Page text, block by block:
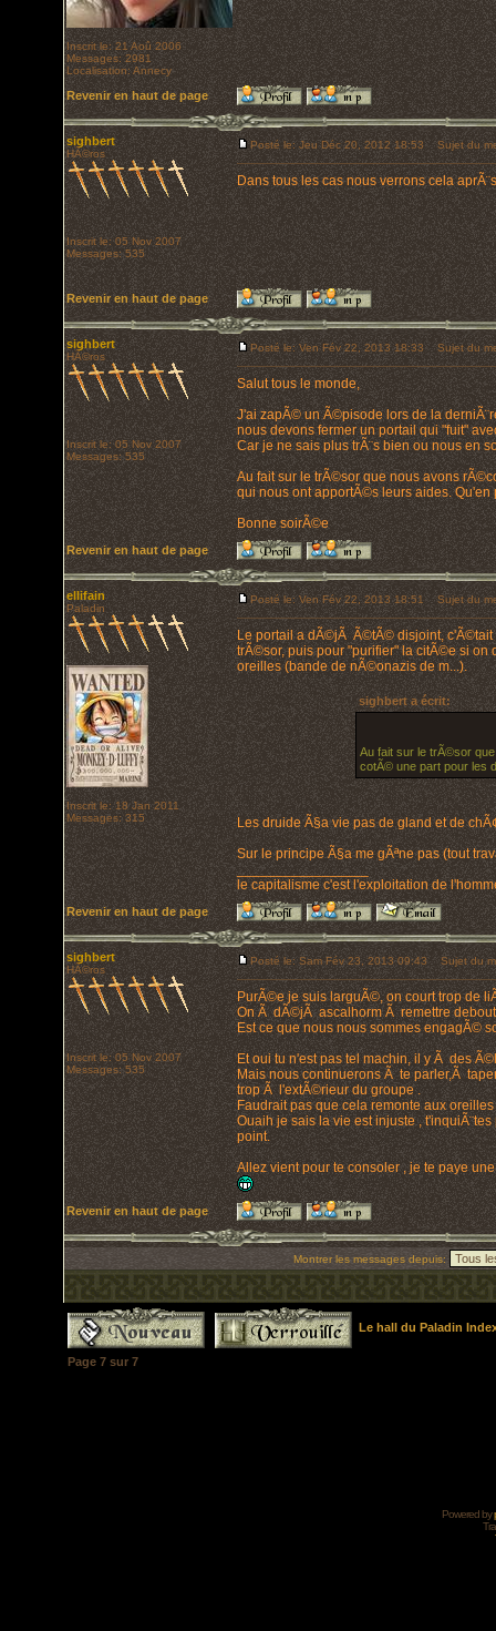
Inscrit le: 21 Aoû 2006
Messages: 2981
Localisation: Annecy
Revenir en haut de page
sighbert
HÃ©ros
Inscrit le: 05 Nov 2007
Messages: 535
Posté le: Jeu Déc 20, 2012 18:53 Sujet du
Dans tous les cas nous verrons cela
Revenir en haut de page
sighbert
HÃ©ros
Inscrit le: 05 Nov 2007
Messages: 535
Posté le: Ven Fév 22, 2013 18:33 Sujet du
Salut tous le monde,
J'ai zapÃ© un Ã©pisode lors de la
nous devons fermer un portail qui "fuit"
Car je ne sais plus trÃ¨s bien ou nous en
Au fait sur le trÃ©sor que nous avons
qui nous ont apportÃ©s leurs aides. Qu'en
Bonne soirÃ©e
Revenir en haut de page
ellifain
Paladin
Inscrit le: 18 Jan 2011
Messages: 315
Posté le: Ven Fév 22, 2013 18:51 Sujet du
Le portail a dÃ©jÃ Ã©tÃ© disjoint, c'Ã©tait
trÃ©sor, puis pour "purifier" la citÃ©e si
oreilles (bande de nÃ©onazis de m...).
sighbert a écrit:
Au fait sur le trÃ©sor
cotÃ© une part pour les
Les druide Ã§a vie pas de gland et de
Sur le principe Ã§a me gÃªne pas (tout
_________________
le capitalisme c'est l'exploitation de
Revenir en haut de page
sighbert
HÃ©ros
Inscrit le: 05 Nov 2007
Messages: 535
Posté le: Sam Fév 23, 2013 09:43 Sujet du
PurÃ©e je suis larguÃ©, on court trop de
On Ã dÃ©jÃ ascalhorm Ã remettre
Est ce que nous nous sommes engagÃ©
Et oui tu n'est pas tel machin, il y Ã des
Mais nous continuerons Ã te parler,Ã
trop Ã l'extÃ©rieur du groupe .
Faudrait pas que cela remonte aux
Ouaih je sais la vie est injuste ,
point.
Allez vient pour te consoler , je te paye
Revenir en haut de page
Montrer les messages depuis:
Le hall du Paladin
Page 7sur 7
Powered by